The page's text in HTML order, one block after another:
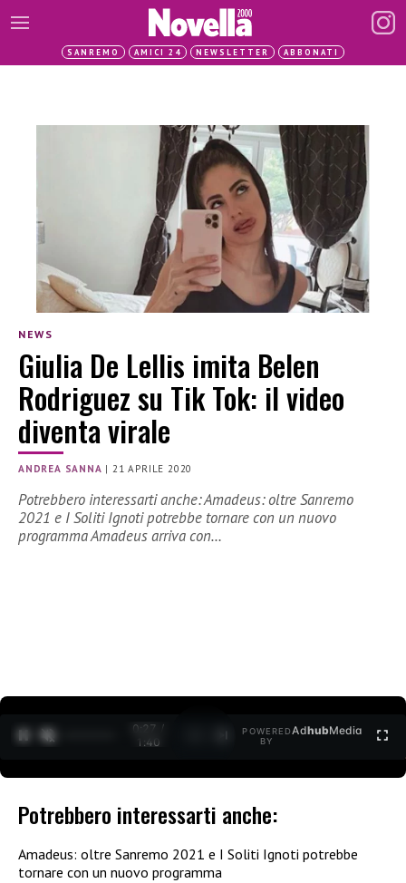
SANREMO AMICI 24 NEWSLETTER ABBONATI
NEWS
Giulia De Lellis imita Belen
Rodriguez su Tik Tok: il video
diventa virale
ANDREA SANNA |21 APRILE 2020
Potrebbero interessarti anche: Amadeus: oltre Sanremo
2021 e I Soliti Ignoti potrebbe tornare con un nuovo
programma Amadeus arriva con…
0:28 /
1:40
POWERED
BY
AdhubMedia
Potrebbero interessarti anche:
Amadeus: oltre Sanremo 2021 e I Soliti Ignoti potrebbe
tornare con un nuovo programma